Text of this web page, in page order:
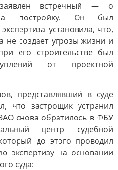
встречный — о
постройку. Он был
установила, что,
не создает угрозы жизни и
его строительстве был
от проектной
представлявший в суде
что застрощик устранил
снова обратилось в ФБУ
центр судебной
до этого проводил
экспертизу на основании
суда: